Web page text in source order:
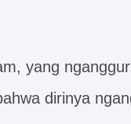
yang
dirinya